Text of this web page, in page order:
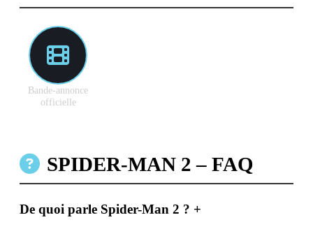
Bande-annonce
officielle
SPIDER-MAN 2 – FAQ
De quoi parle Spider-Man 2 ? +